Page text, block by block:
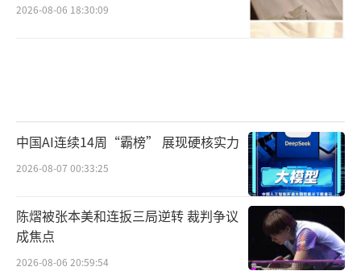
2026-08-06 18:30:09
中国AI连续14周“霸榜” 展现硬核实力
2026-08-07 00:33:25
陈熠被张本美和连扳三局逆转 裁判争议
成焦点
2026-08-06 20:59:54